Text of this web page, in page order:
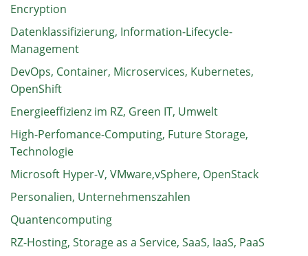
Encryption
Datenklassifizierung, Information-Lifecycle-
Management
DevOps, Container, Microservices, Kubernetes,
OpenShift
Energieeffizienz im RZ, Green IT, Umwelt
High-Perfomance-Computing, Future Storage,
Technologie
Microsoft Hyper-V, VMware,vSphere, OpenStack
Personalien, Unternehmenszahlen
Quantencomputing
RZ-Hosting, Storage as a Service, SaaS, IaaS, PaaS